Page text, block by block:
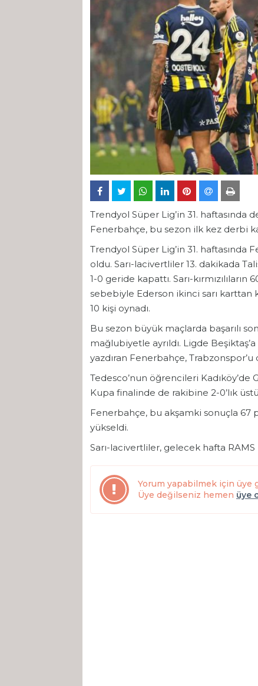
Trendyol Süper Lig’in 31. haftasında
Fenerbahçe, bu sezon ilk kez derbi
Trendyol Süper Lig’in 31. haftasında
oldu. Sarı-lacivertliler 13. dakikada
1-0 geride kapattı. Sarı-kırmızılıların
sebebiyle Ederson ikinci sarı karttan
10 kişi oynadı.
Bu sezon büyük maçlarda başarılı
mağlubiyetle ayrıldı. Ligde
yazdıran Fenerbahçe,
Tedesco’nun öğrencileri Kadıköy’de
Kupa finalinde de rakibine 2-0’lık
Fenerbahçe, bu akşamki sonuçla 67
yükseldi.
Sarı-lacivertliler, gelecek hafta
Yorum yapabilmek için üye
Üye değilseniz hemen üye